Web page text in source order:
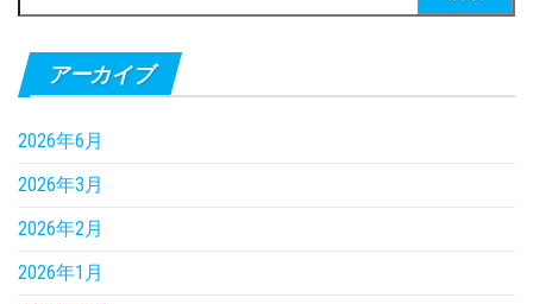
索:
アーカイブ
2026年6月
2026年3月
2026年2月
2026年1月